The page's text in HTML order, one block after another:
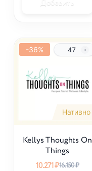
Добавить
Нативно
-36% 47
Kellys Thoughts On
Things
16.150₽
10.271₽